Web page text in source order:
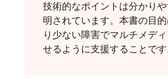
技術的なポイントは分かり
明されています。本書の目
り少ない障害でマルチメデ
せるように支援することです